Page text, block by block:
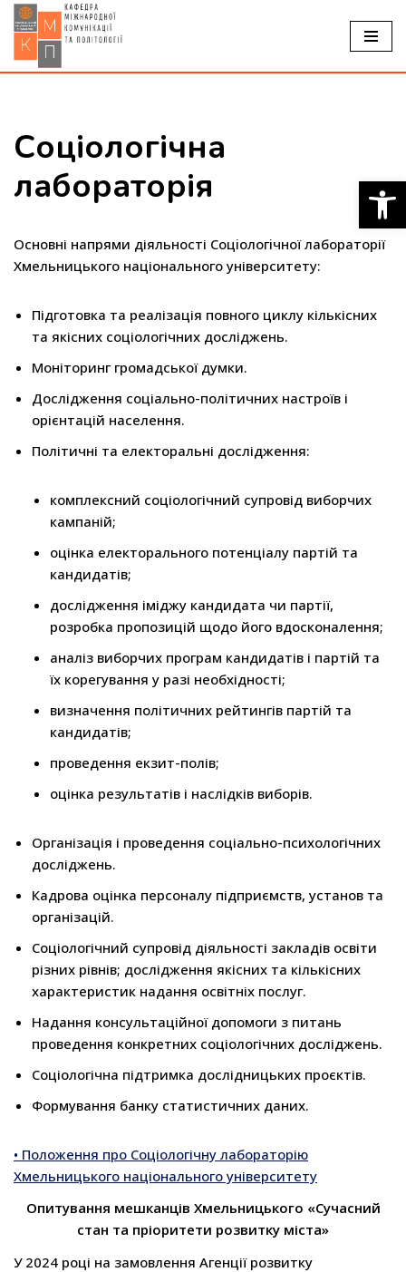
Перейти
до
Соцiологiчна
лабораторiя
Основні напрями діяльності Соцiологiчної лабораторії
Хмельницького національного університету:
Підготовка та реалізація повного циклу кількісних
та якісних соціологічних досліджень.
Моніторинг громадської думки.
Дослідження соціально-політичних настроїв і
орієнтацій населення.
Політичні та електоральні дослідження:
комплексний соціологічний супровід виборчих
кампаній;
оцінка електорального потенціалу партій та
кандидатів;
дослідження іміджу кандидата чи партії,
розробка пропозицій щодо його вдосконалення;
аналіз виборчих програм кандидатів і партій та
їх корегування у разі необхідності;
визначення політичних рейтингів партій та
кандидатів;
проведення екзит-полів;
оцінка результатів і наслідків виборів.
Організація і проведення соціально-психологічних
досліджень.
Кадрова оцінка персоналу підприємств, установ та
організацій.
Соціологічний супровід діяльності закладів освіти
різних рівнів; дослідження якісних та кількісних
характеристик надання освітніх послуг.
Надання консультаційної допомоги з питань
проведення конкретних соціологічних досліджень.
Соціологічна підтримка дослідницьких проєктів.
Формування банку статистичних даних.
• Положення про Соціологічну лабораторію
Хмельницького національного університету
Опитування мешканців Хмельницького «Сучасний
стан та пріоритети розвитку міста»
У 2024 році на замовлення Агенції розвитку